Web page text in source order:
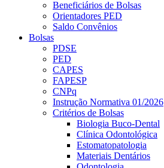
Beneficiários de Bolsas
Orientadores PED
Saldo Convênios
Bolsas
PDSE
PED
CAPES
FAPESP
CNPq
Instrução Normativa 01/2026
Critérios de Bolsas
Biologia Buco-Dental
Clínica Odontológica
Estomatopatologia
Materiais Dentários